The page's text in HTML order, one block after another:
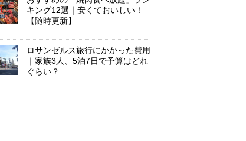
キング12選｜安くておいしい！
【随時更新】
ロサンゼルス旅行にかかった費用
｜家族3人、5泊7日で予算はどれ
ぐらい？